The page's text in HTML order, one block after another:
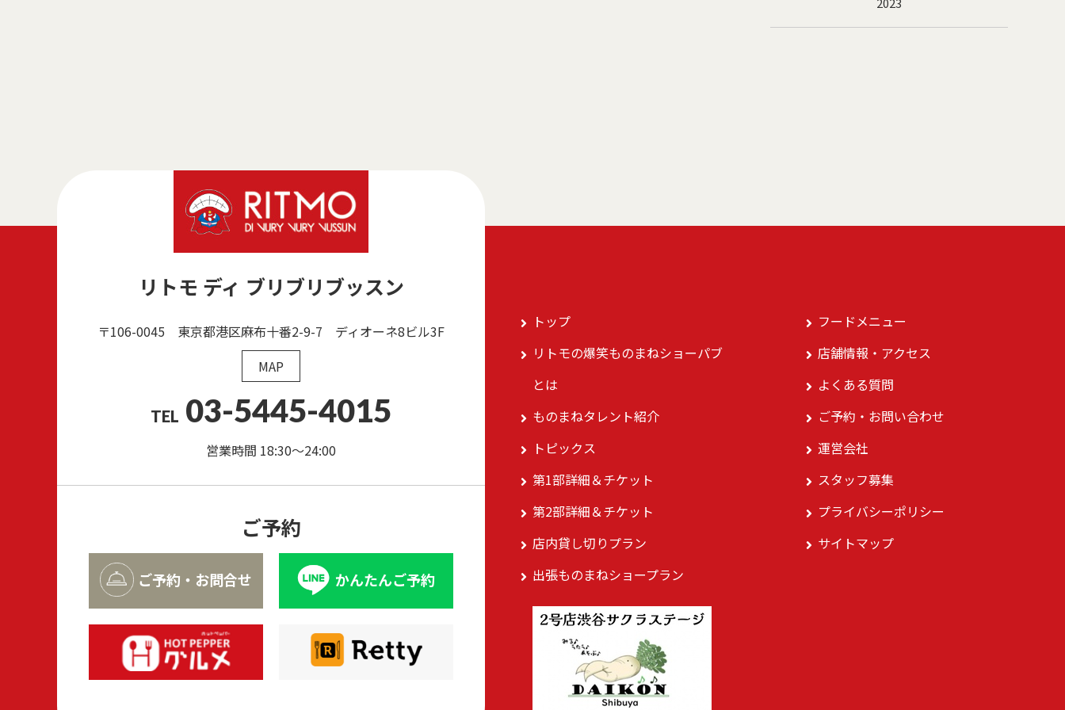
リトモ ディ ブリブリブッスン
〒106-0045 東京都港区麻布十番2-9-7 ディオーネ8ビル3F
MAP
TEL 03-5445-4015
営業時間 18:30～24:00
ご予約
ご予約・お問合せ かんたんご予約
トップ
リトモの爆笑ものまねショーパブ
とは
ものまねタレント紹介
トピックス
第1部詳細＆チケット
第2部詳細＆チケット
店内貸し切りプラン
出張ものまねショープラン
フードメニュー
店舗情報・アクセス
よくある質問
ご予約・お問い合わせ
運営会社
スタッフ募集
プライバシーポリシー
サイトマップ